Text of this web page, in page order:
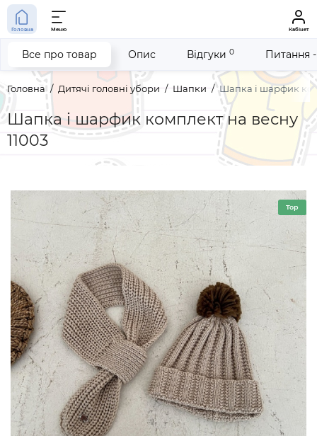
Головна Меню Кабінет
Головна Дитячі головні убори Шапки Шапка і шарфик
Шапка і шарфик комплект на весну
11003
Все про товар Опис Відгуки 0 Питання
Top